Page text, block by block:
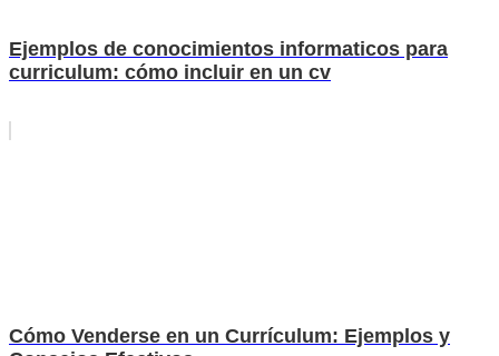
Ejemplos de conocimientos informaticos para
curriculum: cómo incluir en un cv
Cómo Venderse en un Currículum: Ejemplos y